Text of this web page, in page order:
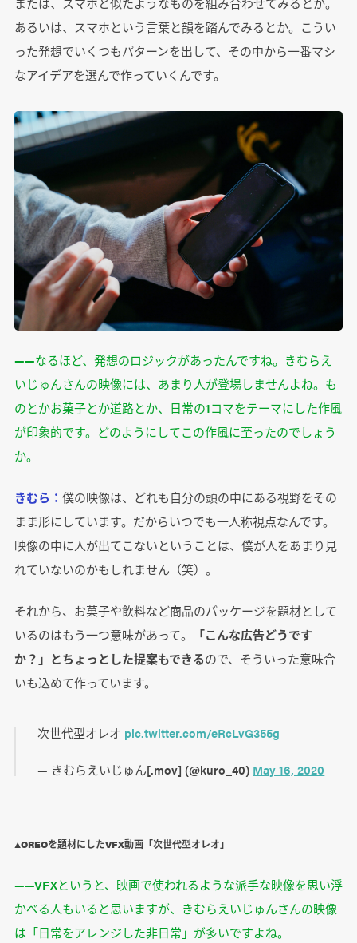
あるいは、スマホという言葉と韻を踏んでみるとか。こうい
った発想でいくつもパターンを出して、その中から一番マシ
なアイデアを選んで作っていくんです。
――なるほど、発想のロジックがあったんですね。きむらえ
いじゅんさんの映像には、あまり人が登場しませんよね。も
のとかお菓子とか道路とか、日常の1コマをテーマにした作風
が印象的です。どのようにしてこの作風に至ったのでしょう
か。
きむら： 僕の映像は、どれも自分の頭の中にある視野をその
まま形にしています。だからいつでも一人称視点なんです。
映像の中に人が出てこないということは、僕が人をあまり見
れていないのかもしれません（笑）。
それから、お菓子や飲料など商品のパッケージを題材として
いるのはもう一つ意味があって。
「こんな広告どうです
か？」とちょっとした提案もできるので、そういった意味合
いも込めて作っています。
次世代型オレオ pic.twitter.com/eRcLvG355g
— きむらえいじゅん[.mov] (@kuro_40) May 16, 2020
▲OREOを題材にしたVFX動画「次世代型オレオ」
――VFXというと、映画で使われるような派手な映像を思い浮
かべる人もいると思いますが、きむらえいじゅんさんの映像
は「日常をアレンジした非日常」が多いですよね。